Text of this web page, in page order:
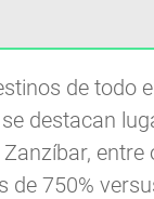
de todo
destacan
entre
de 750%